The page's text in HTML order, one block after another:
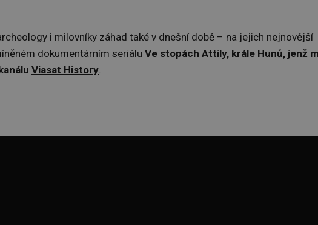
i milovníky záhad také v dnešní době – na jejich nejnovější
dokumentárním seriálu Ve stopách Attily, krále Hunů, jenž
Viasat History.